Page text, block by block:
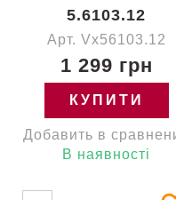
5.6103.12
Арт. Vx56103.12
1 299 грн
КУПИТИ
Добавить в
В наявності